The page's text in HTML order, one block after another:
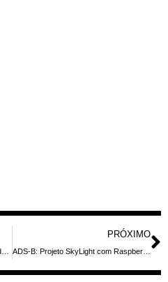
PRÓXIMO
ADS-B: Projeto SkyLight com Raspberry Pi e SDR